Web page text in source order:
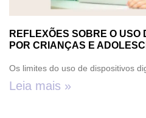
REFLEXÕES SOBRE O USO
POR CRIANÇAS E
Os limites do uso de dispositivos
Leia mais »